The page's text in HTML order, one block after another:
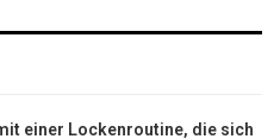
S N
einer Lockenroutine, die sich